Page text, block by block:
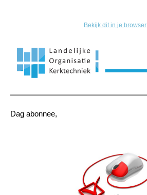
Bekijk dit in je browser
Dag abonnee,